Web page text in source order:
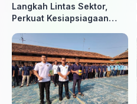
Langkah Lintas Sektor,
Perkuat Kesiapsiagaan